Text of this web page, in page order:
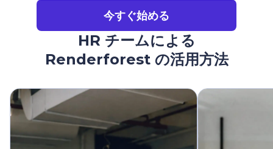
今すぐ始める
HR チームによる
Renderforest の活用方法